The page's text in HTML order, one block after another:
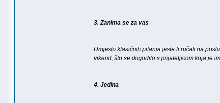
3. Zanima se za vas
Umjesto klasičnih pitanja jeste li ručali na
vikend, što se dogodilo s prijateljicom koja je
4. Jedina